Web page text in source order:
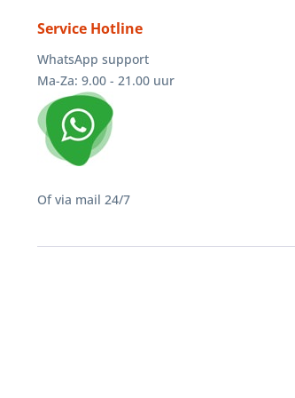
Service Hotline
WhatsApp support
Ma-Za: 9.00 - 21.00 uur
Of via mail 24/7